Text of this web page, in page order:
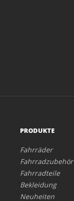
PRODUKTE
Fahrräder
Fahrradzubehör
Fahrradteile
Bekleidung
Neuheiten